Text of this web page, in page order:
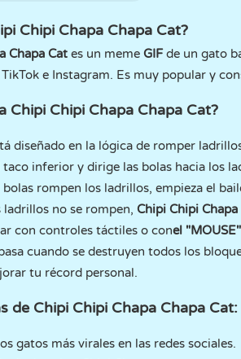
Chipi Chapa Chapa Cat?
Chapa Cat es un meme GIFde un gato
e Instagram. Es muy popular y
Chipi Chipi Chapa Chapa Cat?
diseñado en la lógica de romper
inferior y dirige las bolas hacia los
bolas rompen los ladrillos, empieza el
ladrillos no se rompen, Chipi Chipi Chapa
con controles táctiles o conel "MOUSE"
cuando se destruyen todos los
tu récord personal.
de Chipi Chipi Chapa Chapa Cat:
gatos más virales en las redes sociales.